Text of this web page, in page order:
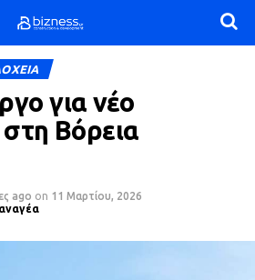
για νέο
στη Βόρεια
ago on 11 Μαρτίου, 2026